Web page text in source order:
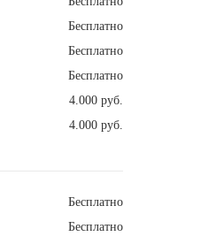
Бесплатно
Бесплатно
Бесплатно
4.000 руб.
4.000 руб.
Бесплатно
Бесплатно